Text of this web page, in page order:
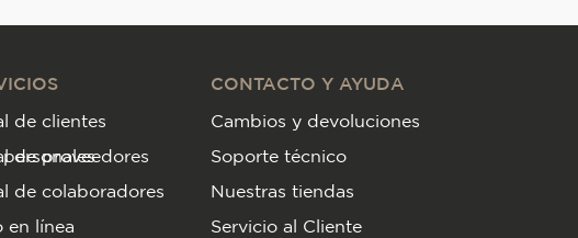
de clientes
de proveedores
de colaboradores
en línea
CONTACTO Y AYUDA
Cambios y devoluciones
Soporte técnico
Nuestras tiendas
Servicio al Cliente